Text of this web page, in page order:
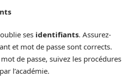
ses identifiants. Assurez-
et mot de passe sont corrects.
de passe, suivez les procédures
l’académie.